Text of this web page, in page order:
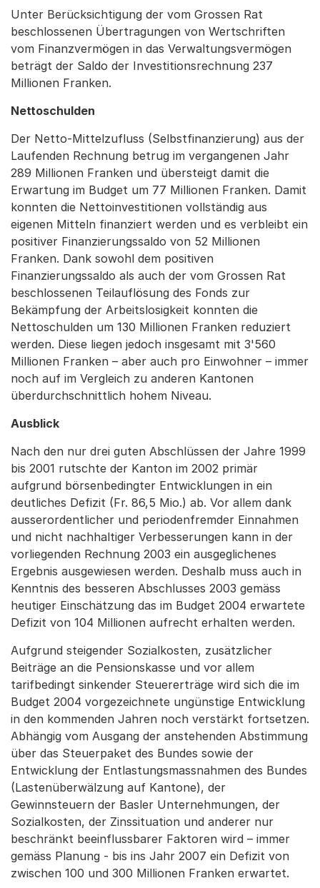
Unter Berücksichtigung der vom Grossen Rat
beschlossenen Übertragungen von Wertschriften
vom Finanzvermögen in das Verwaltungsvermögen
beträgt der Saldo der Investitionsrechnung 237
Millionen Franken.
Nettoschulden
Der Netto-Mittelzufluss (Selbstfinanzierung) aus der
Laufenden Rechnung betrug im vergangenen Jahr
289 Millionen Franken und übersteigt damit die
Erwartung im Budget um 77 Millionen Franken. Damit
konnten die Nettoinvestitionen vollständig aus
eigenen Mitteln finanziert werden und es verbleibt ein
positiver Finanzierungssaldo von 52 Millionen
Franken. Dank sowohl dem positiven
Finanzierungssaldo als auch der vom Grossen Rat
beschlossenen Teilauflösung des Fonds zur
Bekämpfung der Arbeitslosigkeit konnten die
Nettoschulden um 130 Millionen Franken reduziert
werden. Diese liegen jedoch insgesamt mit 3'560
Millionen Franken – aber auch pro Einwohner – immer
noch auf im Vergleich zu anderen Kantonen
überdurchschnittlich hohem Niveau.
Ausblick
Nach den nur drei guten Abschlüssen der Jahre 1999
bis 2001 rutschte der Kanton im 2002 primär
aufgrund börsenbedingter Entwicklungen in ein
deutliches Defizit (Fr. 86,5 Mio.) ab. Vor allem dank
ausserordentlicher und periodenfremder Einnahmen
und nicht nachhaltiger Verbesserungen kann in der
vorliegenden Rechnung 2003 ein ausgeglichenes
Ergebnis ausgewiesen werden. Deshalb muss auch in
Kenntnis des besseren Abschlusses 2003 gemäss
heutiger Einschätzung das im Budget 2004 erwartete
Defizit von 104 Millionen aufrecht erhalten werden.
Aufgrund steigender Sozialkosten, zusätzlicher
Beiträge an die Pensionskasse und vor allem
tarifbedingt sinkender Steuererträge wird sich die im
Budget 2004 vorgezeichnete ungünstige Entwicklung
in den kommenden Jahren noch verstärkt fortsetzen.
Abhängig vom Ausgang der anstehenden Abstimmung
über das Steuerpaket des Bundes sowie der
Entwicklung der Entlastungsmassnahmen des Bundes
(Lastenüberwälzung auf Kantone), der
Gewinnsteuern der Basler Unternehmungen, der
Sozialkosten, der Zinssituation und anderer nur
beschränkt beeinflussbarer Faktoren wird – immer
gemäss Planung - bis ins Jahr 2007 ein Defizit von
zwischen 100 und 300 Millionen Franken erwartet.